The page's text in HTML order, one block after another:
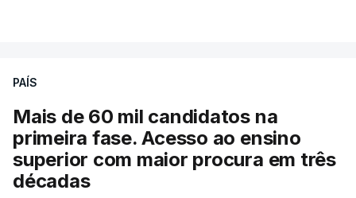
evolução das cotações internacionais do petróleo,
posto de abastecimento, a marca e a localização.
A atualização do desconto do Imposto sobre os
Produtos Petrolíferos (ISP) também poderá
PAÍS
Mais de 60 mil candidatos na
primeira fase. Acesso ao ensino
superior com maior procura em três
décadas